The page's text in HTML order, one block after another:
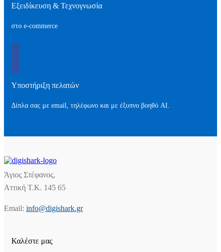
Εξειδίκευση & Τεχνογνωσία
στο e-commerce
Υποστήριξη πελατών
Δίπλα σας με email, τηλέφωνο και με έξυπνο βοηθό AI.
Άγιος Στέφανος,
Αττική Τ.Κ. 145 65
Email: info@digishark.gr
Καλέστε μας